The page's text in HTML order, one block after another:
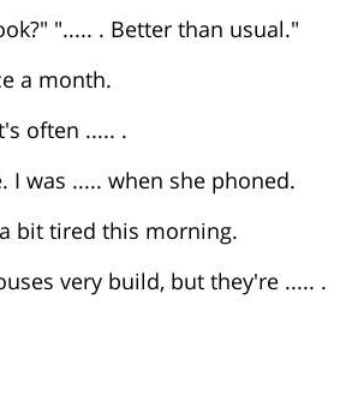
"..... . Better than usual."
a month.
often ..... .
I was ..... when she phoned.
bit tired this morning.
very build, but they're ..... .